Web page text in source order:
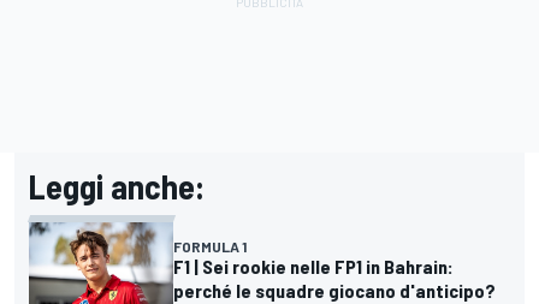
Leggi anche:
FORMULA 1
F1 | Sei rookie nelle FP1 in Bahrain:
perché le squadre giocano d'anticipo?